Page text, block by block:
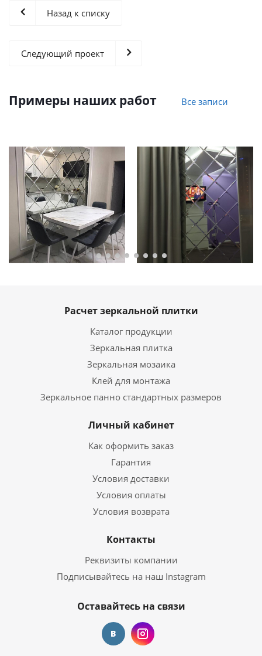
Назад к списку
Следующий проект
Примеры наших работ Все записи
Расчет зеркальной плитки
Каталог продукции
Зеркальная плитка
Зеркальная мозаика
Клей для монтажа
Зеркальное панно стандартных размеров
Личный кабинет
Как оформить заказ
Гарантия
Условия доставки
Условия оплаты
Условия возврата
Контакты
Реквизиты компании
Подписывайтесь на наш Instagram
Оставайтесь на связи